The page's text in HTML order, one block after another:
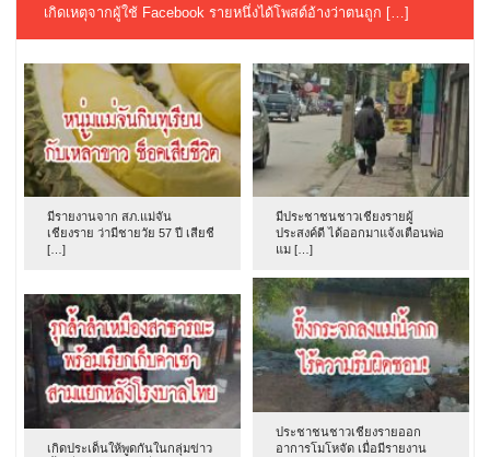
เกิดเหตุจากผู้ใช้ Facebook รายหนึ่งได้โพสต์อ้างว่าตนถูก […]
มีรายงานจาก สภ.แม่จัน
เชียงราย ว่ามีชายวัย 57 ปี เสียชี
[…]
มีประชาชนชาวเชียงรายผู้
ประสงค์ดี ได้ออกมาแจ้งเตือนพ่อ
แม […]
เกิดประเด็นให้พูดกันในกลุ่มข่าว
ประชาชนชาวเชียงรายออก
อาการโมโหจัด เมื่อมีรายงาน